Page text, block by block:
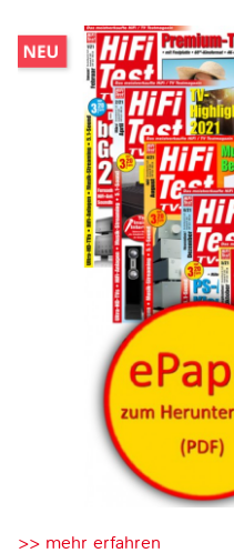
>> mehr erfahren